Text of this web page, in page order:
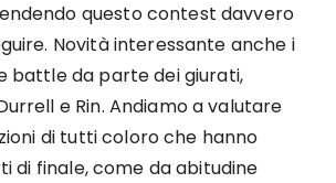
questo contest davvero
Novità interessante anche i
battle da parte dei giurati,
e Rin. Andiamo a valutare
di tutti coloro che hanno
di finale, come da abitudine